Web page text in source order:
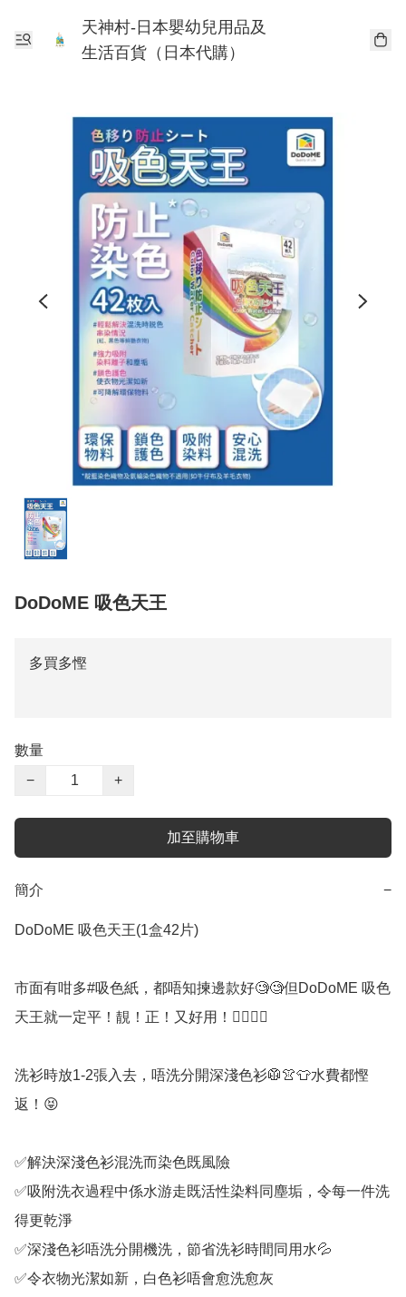
天神村-日本嬰幼兒用品及
生活百貨（日本代購）
DoDoME 吸色天王
多買多慳
數量
−
+
加至購物車
簡介 −
DoDoME 吸色天王(1盒42片)
市面有咁多#吸色紙，都唔知揀邊款好🧐🧐但DoDoME 吸色
天王就一定平！靚！正！又好用！👍🏻👍🏻
洗衫時放1-2張入去，唔洗分開深淺色衫🥼👚👕水費都慳
返！😝
✅解決深淺色衫混洗而染色既風險
✅吸附洗衣過程中係水游走既活性染料同塵垢，令每一件洗
得更乾淨
✅深淺色衫唔洗分開機洗，節省洗衫時間同用水💦
✅令衣物光潔如新，白色衫唔會愈洗愈灰